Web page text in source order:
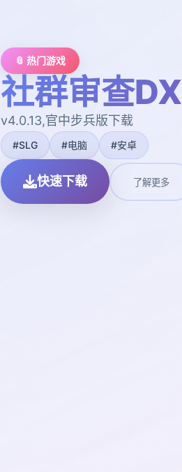
📎 热门游戏
社群审查DX
v4.0.13,官中步兵版下载
#SLG #电脑 #安卓
快速下载 了解更多